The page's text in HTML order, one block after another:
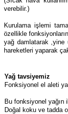
verebilir.)
Kurulama işlemi
özellikle
yağ damlatarak
hareketleri yaparak
Yağ tavsiyemiz
Fonksiyonel el aleti
Bu fonksiyonel yağın
Doğal koku ve tadda